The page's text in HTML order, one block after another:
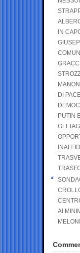
IN
DI
PUTIN
GLI
AI
MELONI